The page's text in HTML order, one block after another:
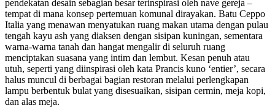
pendekatan desain sebagian besar terinspirasi oleh nave gereja –
tempat di mana konsep pertemuan komunal dirayakan. Batu Ceppo
Italia yang menawan menyatukan ruang makan utama dengan pulau
tengah kayu ash yang diaksen dengan sisipan kuningan, sementara
warna-warna tanah dan hangat mengalir di seluruh ruang
menciptakan suasana yang intim dan lembut. Kesan penuh atau
utuh, seperti yang diinspirasi oleh kata Prancis kuno ‘entier’, secara
halus muncul di berbagai bagian restoran melalui perlengkapan
lampu berbentuk bulat yang disesuaikan, sisipan cermin, meja kopi,
dan alas meja.